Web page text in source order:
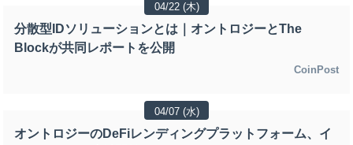
04/22 (木)
分散型IDソリューションとは｜オントロジーとThe
Blockが共同レポートを公開
CoinPost
04/07 (水)
オントロジーのDeFiレンディングプラットフォーム、イ